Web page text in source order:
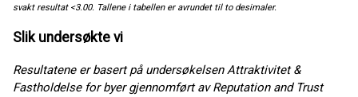
svakt resultat <3.00. Tallene i tabellen er avrundet til to desimaler.
Slik undersøkte vi
Resultatene er basert på undersøkelsen Attraktivitet &
Fastholdelse for byer gjennomført av Reputation and Trust